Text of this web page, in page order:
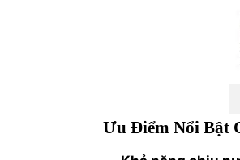
Ưu Điểm Nổi Bật